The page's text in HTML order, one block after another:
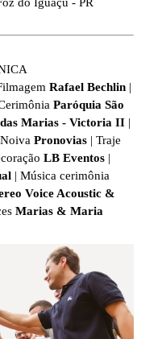
Rafael Bechlin|
Paróquia São
Marias - Victoria II |
Pronovias | Traje
LB Eventos |
| Música cerimônia
Voice Acoustic &
Marias & Maria